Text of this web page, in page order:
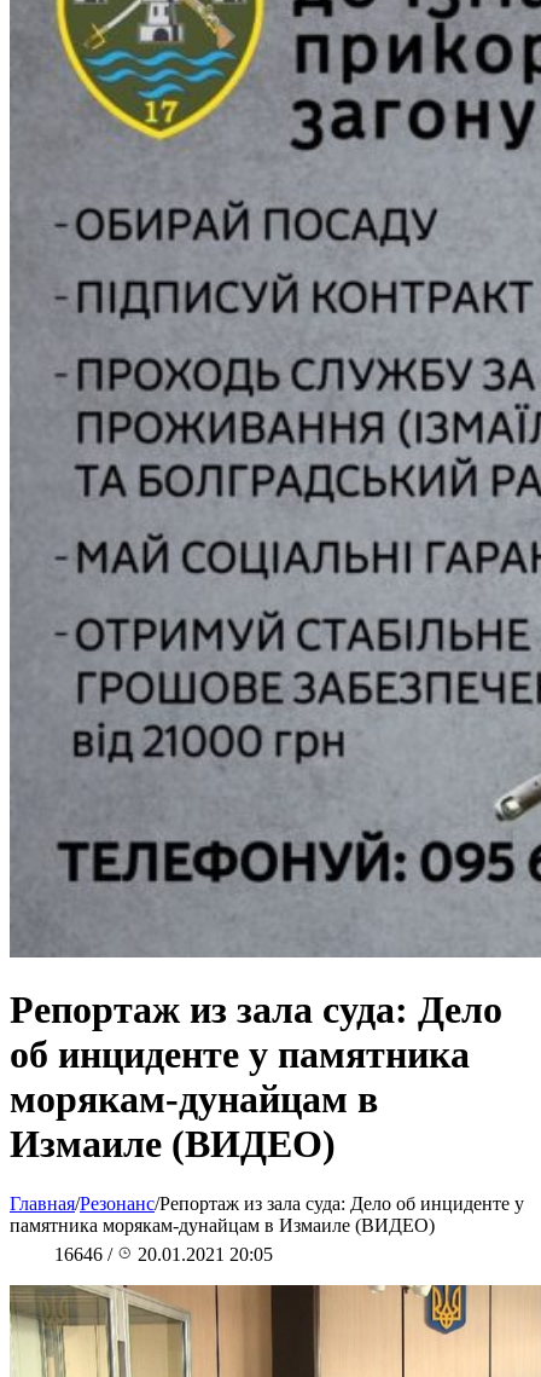
Репортаж из зала суда: Дело
об инциденте у памятника
морякам-дунайцам в
Измаиле (ВИДЕО)
Главная/Резонанс/Репортаж из зала суда: Дело об инциденте у
памятника морякам-дунайцам в Измаиле (ВИДЕО)
16646 / 20.01.2021 20:05